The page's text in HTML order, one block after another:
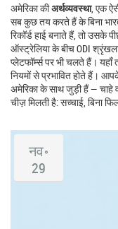
अमेरिका कीअर्थव्यवस्था, एक
सब कुछ तय करते हैंके बिना
रिकॉर्ड हाई बनाते हैं, तो उसके
ऑस्ट्रेलिया के बीच ODI
प्लेटफॉर्म्स पर भी चलते हैं।
नियमों से प्रभावित होते हैं।
अमेरिका के साथ जुड़ी हैं — चाहे
चीज़ मिलती है: सच्चाई, बिना
नव॰
29